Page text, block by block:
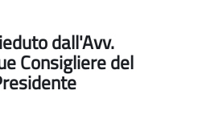
dall'Avv.
Consigliere del